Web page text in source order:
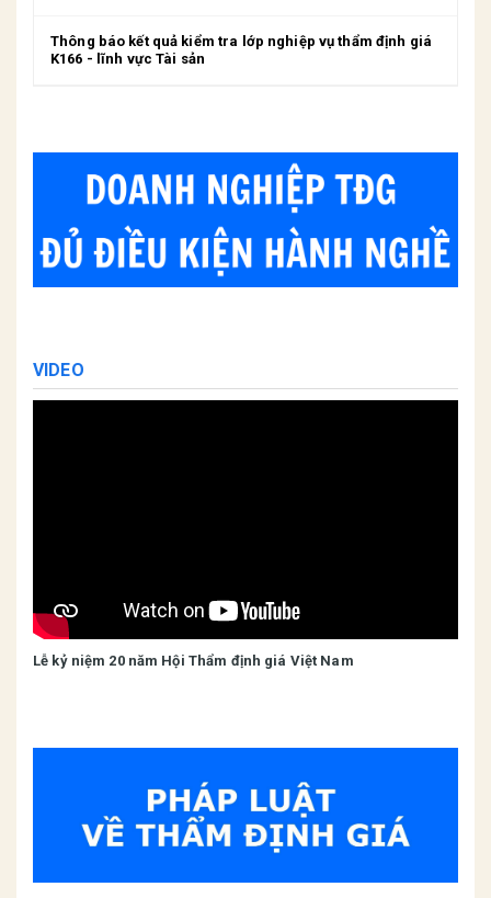
Thông báo kết quả kiểm tra lớp nghiệp vụ thẩm định giá
K166 - lĩnh vực Tài sản
VIDEO
Lễ kỷ niệm 20 năm Hội Thẩm định giá Việt Nam